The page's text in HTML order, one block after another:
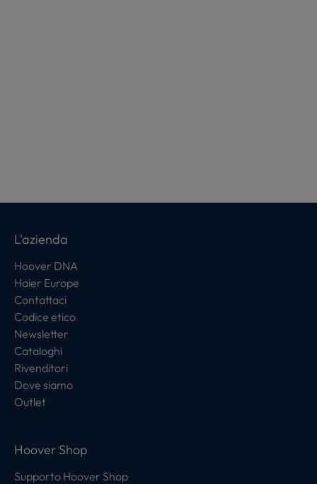
L'azienda
Hoover DNA
Haier Europe
Contattaci
Codice etico
Newsletter
Cataloghi
Rivenditori
Dove siamo
Outlet
Hoover Shop
Supporto Hoover Shop